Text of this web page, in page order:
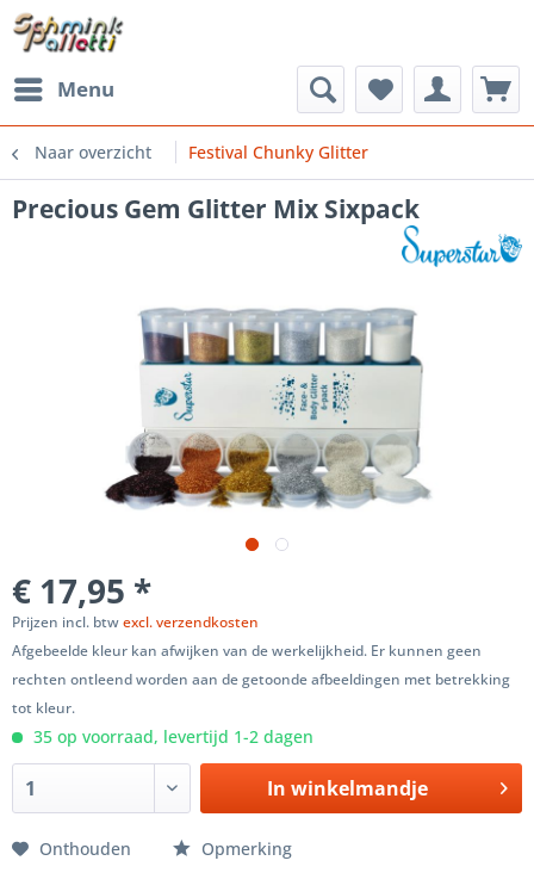
Menu
Naar overzicht Festival Chunky Glitter
Precious Gem Glitter Mix Sixpack
€ 17,95 *
Prijzen incl. btwexcl. verzendkosten
Afgebeelde kleur kan afwijken van de werkelijkheid. Er kunnen geen
rechten ontleend worden aan de getoonde afbeeldingen met betrekking
tot kleur.
35 op voorraad, levertijd 1-2 dagen
In winkelmandje
Onthouden Opmerking